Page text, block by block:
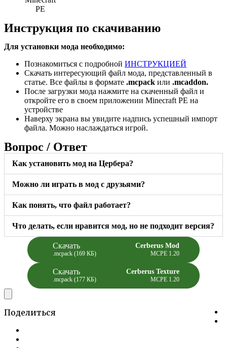
Инструкция по скачиванию
Для установки мода необходимо:
Познакомиться с подробной ИНСТРУКЦИЕЙ
Скачать интересующий файл мода, представленный в
статье. Все файлы в формате .mcpack или .mcaddon.
После загрузки мода нажмите на скаченный файл и
откройте его в своем приложении Minecraft PE на
устройстве
Наверху экрана вы увидите надпись успешный импорт
файла. Можно наслаждаться игрой.
Вопрос / Ответ
Как установить мод на Цербера?
Можно ли играть в мод с друзьями?
Как понять, что файл работает?
Что делать, если нравится мод, но не подходит версия?
Скачать
.mcpack (169 КБ)
Cerberus Mod
MCPE 1.20
Скачать
.mcpack (177 КБ)
Cerberus Texture
MCPE 1.20